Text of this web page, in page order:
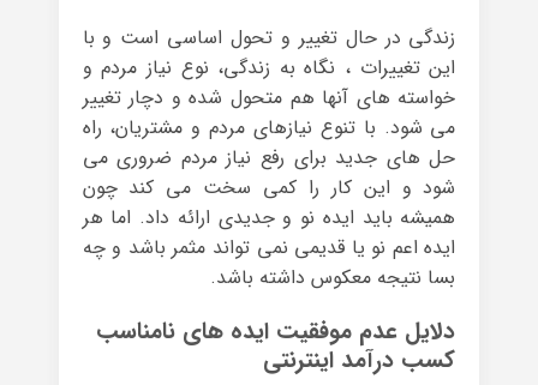
زندگی در حال تغییر و تحول اساسی است و با
این تغییرات ، نگاه به زندگی، نوع نیاز مردم و
خواسته های آنها هم متحول شده و دچار تغییر
می شود. با تنوع نیازهای مردم و مشتریان، راه
حل های جدید برای رفع نیاز مردم ضروری می
شود و این کار را کمی سخت می کند چون
همیشه باید ایده نو و جدیدی ارائه داد. اما هر
ایده اعم نو یا قدیمی نمی تواند مثمر باشد و چه
بسا نتیجه معکوس داشته باشد.
دلایل عدم موفقیت ایده های نامناسب
کسب درآمد اینترنتی